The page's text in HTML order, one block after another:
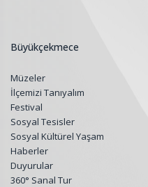
Büyükçekmece
Müzeler
İlçemizi Tanıyalım
Festival
Sosyal Tesisler
Sosyal Kültürel Yaşam
Haberler
Duyurular
360° Sanal Tur